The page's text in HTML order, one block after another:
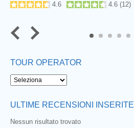
4.6 4.6 (12)
TOUR OPERATOR
ULTIME RECENSIONI INSERITE
Nessun risultato trovato